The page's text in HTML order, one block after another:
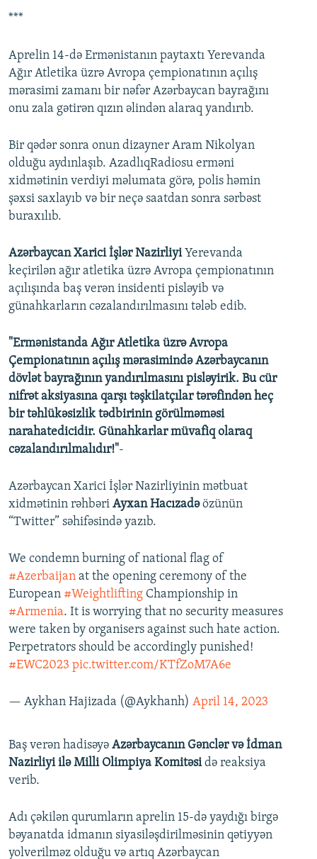
***
Aprelin 14-də Ermənistanın paytaxtı Yerevanda
Ağır Atletika üzrə Avropa çempionatının açılış
mərasimi zamanı bir nəfər Azərbaycan bayrağını
onu zala gətirən qızın əlindən alaraq yandırıb.
Bir qədər sonra onun dizayner Aram Nikolyan
olduğu aydınlaşıb. AzadlıqRadiosu erməni
xidmətinin verdiyi məlumata görə, polis həmin
şəxsi saxlayıb və bir neçə saatdan sonra sərbəst
buraxılıb.
Azərbaycan Xarici İşlər NazirliyiYerevanda
keçirilən ağır atletika üzrə Avropa çempionatının
açılışında baş verən insidenti pisləyib və
günahkarların cəzalandırılmasını tələb edib.
"Ermənistanda Ağır Atletika üzrə Avropa
Çempionatının açılış mərasimində Azərbaycanın
dövlət bayrağının yandırılmasını pisləyirik. Bu cür
nifrət aksiyasına qarşı təşkilatçılar tərəfindən heç
bir təhlükəsizlik tədbirinin görülməməsi
narahatedicidir. Günahkarlar müvafiq olaraq
cəzalandırılmalıdır!"-
Azərbaycan Xarici İşlər Nazirliyinin mətbuat
xidmətinin rəhbəri Ayxan Hacızadəözünün
“Twitter” səhifəsində yazıb.
We condemn burning of national flag of
#Azerbaijan at the opening ceremony of the
European #Weightlifting Championship in
#Armenia. It is worrying that no security measures
were taken by organisers against such hate action.
Perpetrators should be accordingly punished!
#EWC2023 pic.twitter.com/KTfZoM7A6e
— Aykhan Hajizada (@Aykhanh) April 14, 2023
Baş verən hadisəyə Azərbaycanın Gənclər və İdman
Nazirliyi ilə Milli Olimpiya Komitəsidə reaksiya
verib.
Adı çəkilən qurumların aprelin 15-də yaydığı birgə
bəyanatda idmanın siyasiləşdirilməsinin qətiyyən
yolverilməz olduğu və artıq Azərbaycan